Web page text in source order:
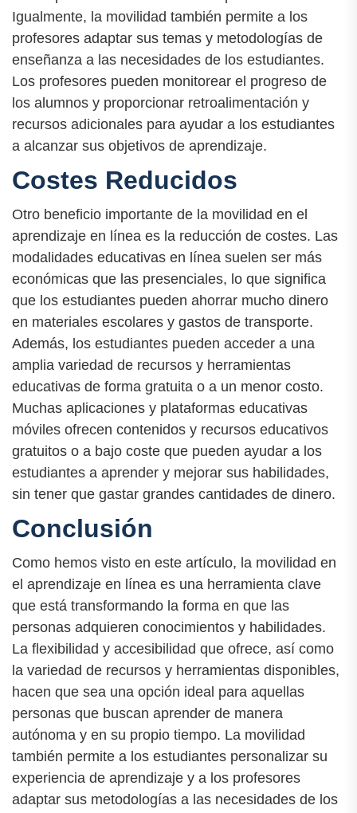
Igualmente, la movilidad también permite a los
profesores adaptar sus temas y metodologías de
enseñanza a las necesidades de los estudiantes.
Los profesores pueden monitorear el progreso de
los alumnos y proporcionar retroalimentación y
recursos adicionales para ayudar a los estudiantes
a alcanzar sus objetivos de aprendizaje.
Costes Reducidos
Otro beneficio importante de la movilidad en el
aprendizaje en línea es la reducción de costes. Las
modalidades educativas en línea suelen ser más
económicas que las presenciales, lo que significa
que los estudiantes pueden ahorrar mucho dinero
en materiales escolares y gastos de transporte.
Además, los estudiantes pueden acceder a una
amplia variedad de recursos y herramientas
educativas de forma gratuita o a un menor costo.
Muchas aplicaciones y plataformas educativas
móviles ofrecen contenidos y recursos educativos
gratuitos o a bajo coste que pueden ayudar a los
estudiantes a aprender y mejorar sus habilidades,
sin tener que gastar grandes cantidades de dinero.
Conclusión
Como hemos visto en este artículo, la movilidad en
el aprendizaje en línea es una herramienta clave
que está transformando la forma en que las
personas adquieren conocimientos y habilidades.
La flexibilidad y accesibilidad que ofrece, así como
la variedad de recursos y herramientas disponibles,
hacen que sea una opción ideal para aquellas
personas que buscan aprender de manera
autónoma y en su propio tiempo. La movilidad
también permite a los estudiantes personalizar su
experiencia de aprendizaje y a los profesores
adaptar sus metodologías a las necesidades de los